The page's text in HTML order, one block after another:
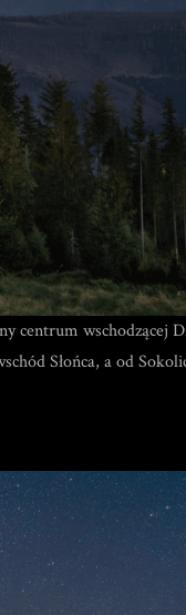
centrum wschodzącej
Słońca, a od